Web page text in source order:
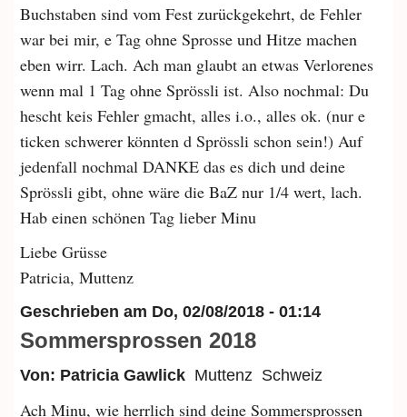
Buchstaben sind vom Fest zurückgekehrt, de Fehler
war bei mir, e Tag ohne Sprosse und Hitze machen
eben wirr. Lach. Ach man glaubt an etwas Verlorenes
wenn mal 1 Tag ohne Sprössli ist. Also nochmal: Du
hescht keis Fehler gmacht, alles i.o., alles ok. (nur e
ticken schwerer könnten d Sprössli schon sein!) Auf
jedenfall nochmal DANKE das es dich und deine
Sprössli gibt, ohne wäre die BaZ nur 1/4 wert, lach.
Hab einen schönen Tag lieber Minu
Liebe Grüsse
Patricia, Muttenz
Geschrieben am Do, 02/08/2018 - 01:14
Sommersprossen 2018
Von: Patricia Gawlick Muttenz Schweiz
Ach Minu, wie herrlich sind deine Sommersprossen